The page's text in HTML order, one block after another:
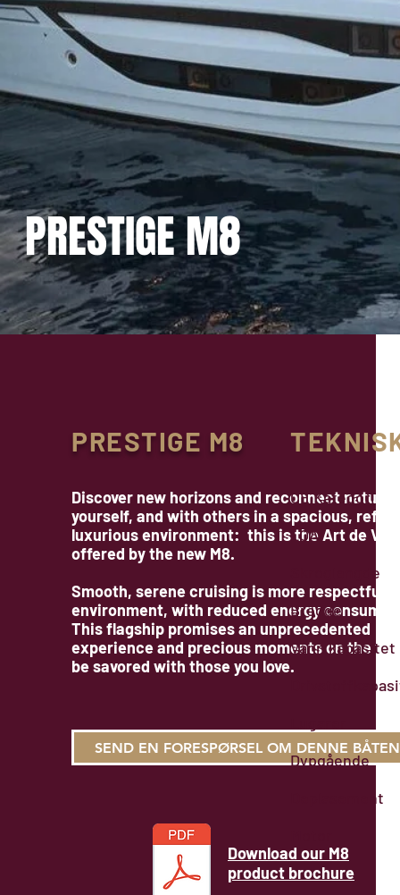
PRESTIGE M8
PRESTIGE M8
Discover new horizons and reconnect
yourself, and with others in a spacious,
luxurious environment: this is the Art de
offered by the new M8.
Smooth, serene cruising is more respectful
environment, with reduced energy
This flagship promises an unprecedented
experience and precious moments on the
be savored with those you love.
SEND EN FORESPØRSEL OM DENNE BÅTEN
Download our M8
product brochure
CE Kategori
LOA
Skroglengde
Bredde
Vann kapasitet
Dypgående
Deplasement